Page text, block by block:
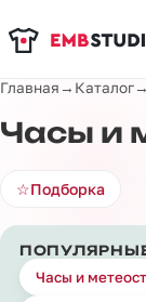
Главная→ Каталог→
Часы и
☆Подборка
Часы и